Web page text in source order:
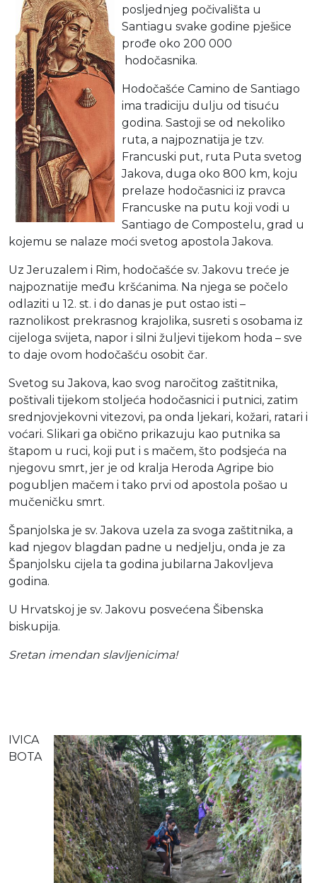
posljednjeg počivališta u
Santiagu svake godine pješice
prođe oko 200 000
hodočasnika.
Hodočašće Camino de Santiago
ima tradiciju dulju od tisuću
godina. Sastoji se od nekoliko
ruta, a najpoznatija je tzv.
Francuski put, ruta Puta svetog
Jakova, duga oko 800 km, koju
prelaze hodočasnici iz pravca
Francuske na putu koji vodi u
Santiago de Compostelu, grad u
kojemu se nalaze moći svetog apostola Jakova.
Uz Jeruzalem i Rim, hodočašće sv. Jakovu treće je
najpoznatije među kršćanima. Na njega se počelo
odlaziti u 12. st. i do danas je put ostao isti –
raznolikost prekrasnog krajolika, susreti s osobama iz
cijeloga svijeta, napor i silni žuljevi tijekom hoda – sve
to daje ovom hodočašću osobit čar.
Svetog su Jakova, kao svog naročitog zaštitnika,
poštivali tijekom stoljeća hodočasnici i putnici, zatim
srednjovjekovni vitezovi, pa onda ljekari, kožari, ratari i
voćari. Slikari ga obično prikazuju kao putnika sa
štapom u ruci, koji put i s mačem, što podsjeća na
njegovu smrt, jer je od kralja Heroda Agripe bio
pogubljen mačem i tako prvi od apostola pošao u
mučeničku smrt.
Španjolska je sv. Jakova uzela za svoga zaštitnika, a
kad njegov blagdan padne u nedjelju, onda je za
Španjolsku cijela ta godina jubilarna Jakovljeva
godina.
U Hrvatskoj je sv. Jakovu posvećena Šibenska
biskupija.
Sretan imendan slavljenicima!
IVICA
BOTA